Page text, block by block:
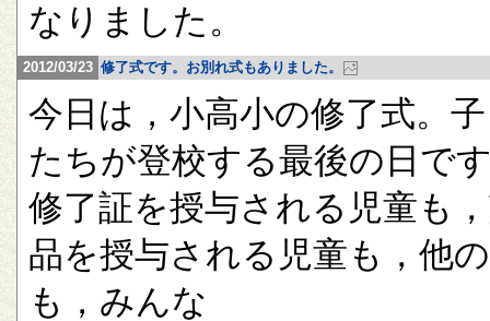
なりました。
2012/03/23 修了式です。お別れ式もありました。
今日は，小高小の修了式。
たちが登校する最後の日で
修了証を授与される児童も
品を授与される児童も，他
も，みんな